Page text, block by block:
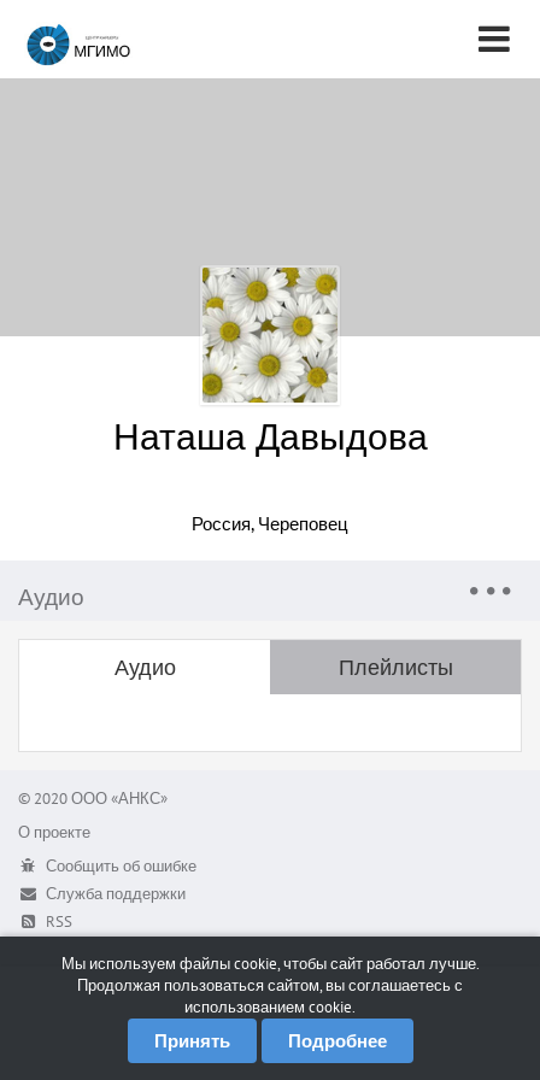
Наташа Давыдова
Россия, Череповец
Аудио
Аудио Плейлисты
© 2020 ООО «АНКС»
О проекте
Сообщить об ошибке
Служба поддержки
RSS
Мы используем файлы cookie, чтобы сайт работал лучше.
Продолжая пользоваться сайтом, вы соглашаетесь с
использованием cookie.
Принять Подробнее